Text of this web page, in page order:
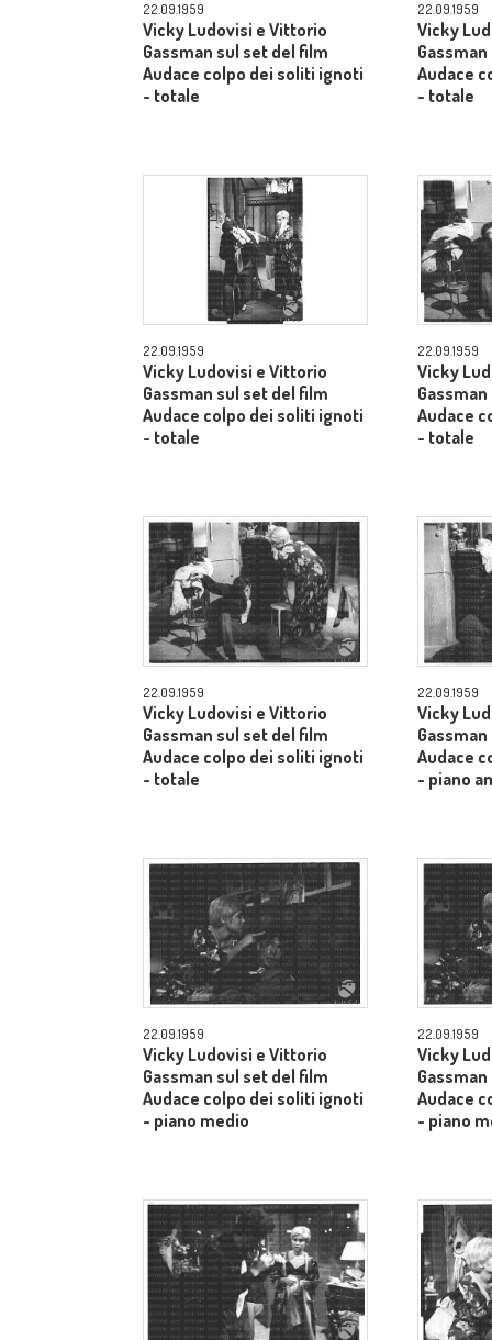
22.09.1959
Vicky Ludovisi e Vittorio
Gassman sul set del film
Audace colpo dei soliti ignoti
- totale
22.09.1959
Vicky
Audace
- totale
22.09.1959
Vicky Ludovisi e Vittorio
Gassman sul set del film
Audace colpo dei soliti ignoti
- totale
22.09.1959
Vicky
Audace
- totale
22.09.1959
Vicky Ludovisi e Vittorio
Gassman sul set del film
Audace colpo dei soliti ignoti
- totale
22.09.1959
Vicky
Audace
- piano
22.09.1959
Vicky Ludovisi e Vittorio
Gassman sul set del film
Audace colpo dei soliti ignoti
- piano medio
22.09.1959
Vicky
Audace
- piano